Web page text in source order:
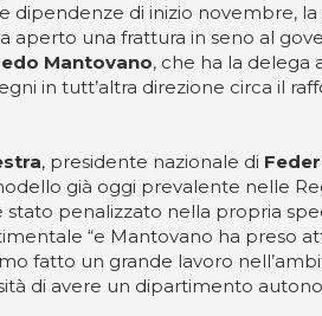
dipendenze di inizio novembre,
aperto una frattura in seno al
Mantovano, che ha la delega
in tutt’altra direzione circa il
, presidente nazionale di
già oggi prevalente nelle
penalizzato nella propria
“e Mantovano ha preso
fatto un grande lavoro
di avere un dipartimento